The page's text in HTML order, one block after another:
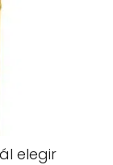
elegir